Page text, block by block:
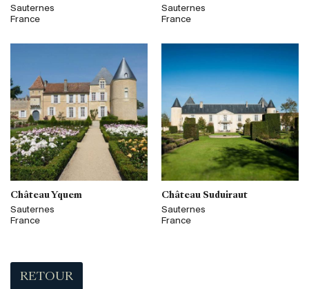
Sauternes
France
Sauternes
France
Château Yquem
Sauternes
France
Château Suduiraut
Sauternes
France
RETOUR